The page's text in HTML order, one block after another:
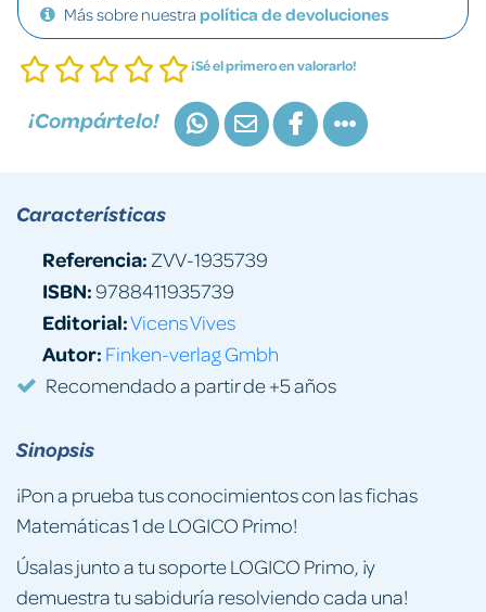
Más sobre nuestra política de devoluciones
¡Sé el primero en valorarlo!
¡Compártelo!
Sinopsis
¡Pon a prueba tus conocimientos con las fichas
Matemáticas 1 de LOGICO Primo!
Úsalas junto a tu soporte LOGICO Primo, ¡y
demuestra tu sabiduría resolviendo cada una!
Características
Referencia: ZVV-1935739
ISBN:9788411935739
Editorial:Vicens Vives
Autor: Finken-verlag Gmbh
Recomendado a partir de +5 años